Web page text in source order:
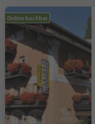
Online buchbar